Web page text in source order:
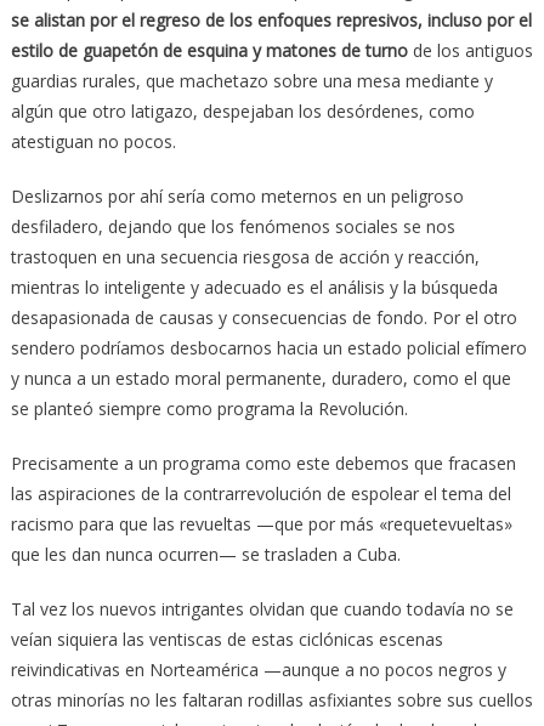
se alistan por el regreso de los enfoques represivos, incluso por el
estilo de guapetón de esquina y matones de turnode los antiguos
guardias rurales, que machetazo sobre una mesa mediante y
algún que otro latigazo, despejaban los desórdenes, como
atestiguan no pocos.
Deslizarnos por ahí sería como meternos en un peligroso
desfiladero, dejando que los fenómenos sociales se nos
trastoquen en una secuencia riesgosa de acción y reacción,
mientras lo inteligente y adecuado es el análisis y la búsqueda
desapasionada de causas y consecuencias de fondo. Por el otro
sendero podríamos desbocarnos hacia un estado policial efímero
y nunca a un estado moral permanente, duradero, como el que
se planteó siempre como programa la Revolución.
Precisamente a un programa como este debemos que fracasen
las aspiraciones de la contrarrevolución de espolear el tema del
racismo para que las revueltas —que por más «requetevueltas»
que les dan nunca ocurren— se trasladen a Cuba.
Tal vez los nuevos intrigantes olvidan que cuando todavía no se
veían siquiera las ventiscas de estas ciclónicas escenas
reivindicativas en Norteamérica —aunque a no pocos negros y
otras minorías no les faltaran rodillas asfixiantes sobre sus cuellos